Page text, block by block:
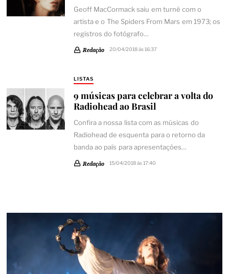
Geoff MacCormack saiu em turnê com o
artista e o The Spiders From Mars em 1973; os
registros do fotógrafo…
Redação 20/04/2018 às 16:37
LISTAS
9 músicas para celebrar a volta do
Radiohead ao Brasil
Confira a nossa lista com as músicas do
Radiohead de esquenta para o retorno da
banda ao país para apresentações…
Redação 15/04/2018 às 17:40